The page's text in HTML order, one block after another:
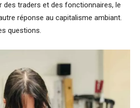
des traders et des fonctionnaires, le
réponse au capitalisme ambiant.
questions.